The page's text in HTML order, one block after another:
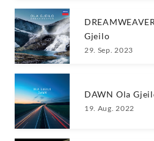
Gjeilo
29. Sep. 2023
DAWN Ola
19. Aug. 2022